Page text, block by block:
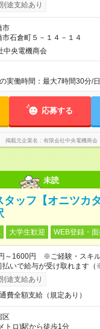
途支給あり
市
市石倉町５－１４－１４
中央電機商会
実働時間：最大7時間30分/
上、1日3時間以上勤務可能な方
！応相談
応募する
掲載元企業名 有限会社中央電機商会
未読
タッフ【オニツカ
大学生歓迎 WEB登録・
～1600円 ※ご経験・スキ
払いで給与が受け取れます（
途支給あり
費全額支給（規定あり）
区
トロ)駅から徒歩1分